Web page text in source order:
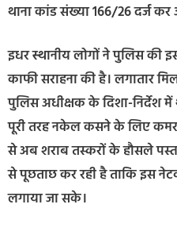
थाना कांड संख्या 166/26 दर्ज
इधर स्थानीय लोगों ने पुलिस की
काफी सराहना की है। लगातार
पुलिस अधीक्षक के दिशा-निर्देश में
पूरी तरह नकेल कसने के लिए
से अब शराब तस्करों के हौसले
से पूछताछ कर रही है ताकि इस
लगाया जा सके।